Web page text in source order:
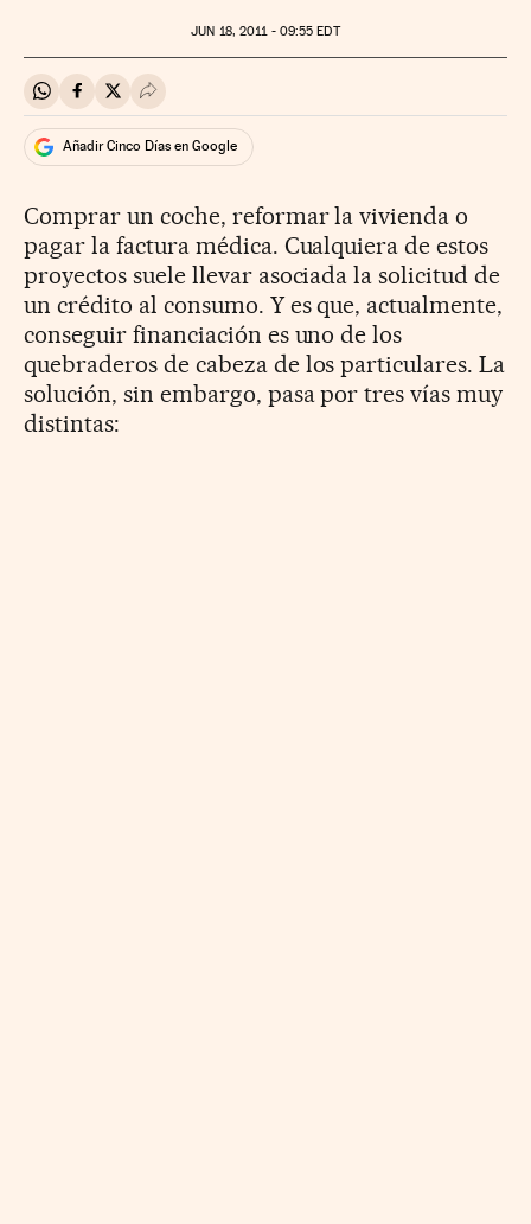
JUN 18, 2011 - 09:55 EDT
Compartir en Whatsapp
Compartir en Facebook
Compartir en Twitter
Desplegar Redes Sociales
Añadir Cinco Días en Google
Comprar un coche, reformar la vivienda o
pagar la factura médica. Cualquiera de estos
proyectos suele llevar asociada la solicitud de
un crédito al consumo. Y es que, actualmente,
conseguir financiación es uno de los
quebraderos de cabeza de los particulares. La
solución, sin embargo, pasa por tres vías muy
distintas: